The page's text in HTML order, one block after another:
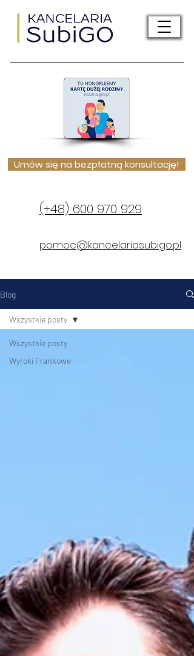
Umów się na bezpłatną konsultację!
(+48) 600 970 929
pomoc@kancelariasubigo.pl
Blog
Wszystkie posty
Wyroki Frankowe
Wszystkie posty